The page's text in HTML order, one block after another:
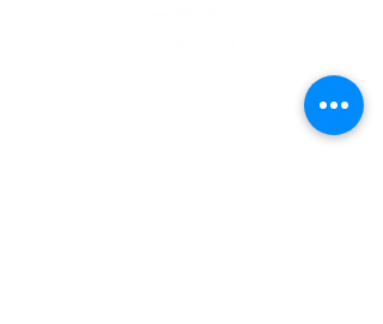
Photos du Pôle - Bobby León et Paula Youwakim